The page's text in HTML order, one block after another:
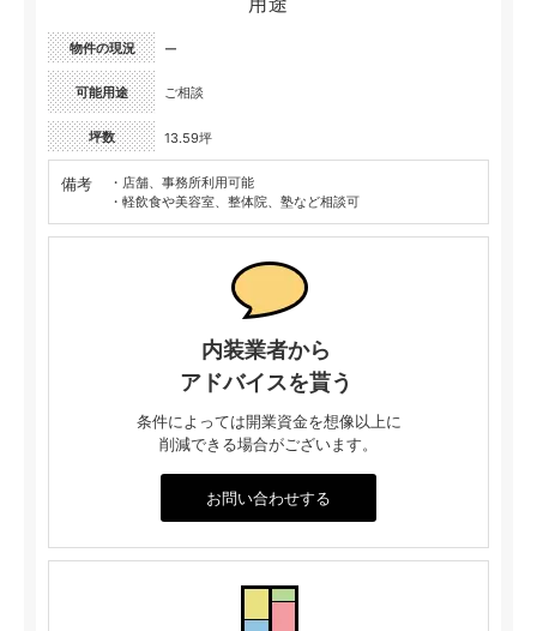
物件の現況 ー
可能用途 ご相談
坪数 13.59坪
備考
・店舗、事務所利用可能
・軽飲食や美容室、整体院、塾など相談可
内装業者から
アドバイスを貰う
条件によっては開業資金を想像以上に
削減できる場合がございます。
お問い合わせする